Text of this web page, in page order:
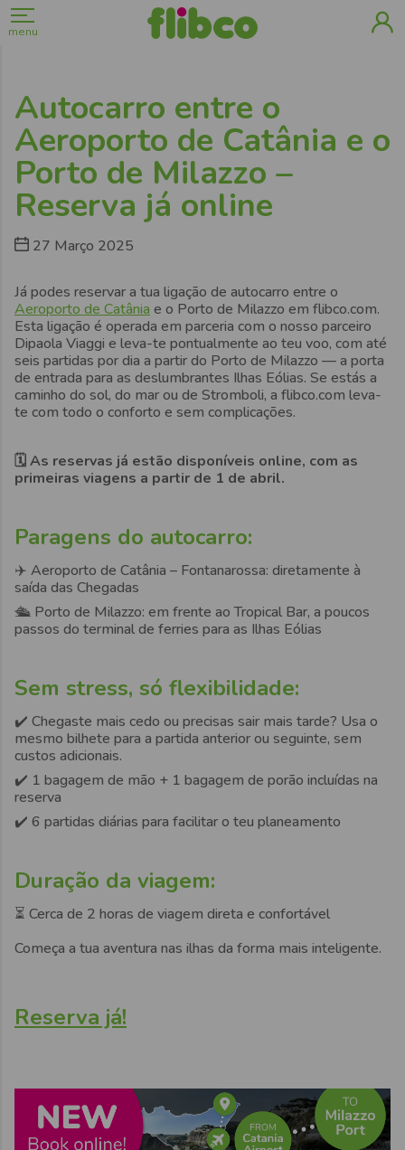
menu
Autocarro entre o
Aeroporto de Catânia e o
Porto de Milazzo –
Reserva já online
27 Março 2025
Já podes reservar a tua ligação de autocarro entre o
Aeroporto de Catânia e o Porto de Milazzo em flibco.com.
Esta ligação é operada em parceria com o nosso parceiro
Dipaola Viaggi e leva-te pontualmente ao teu voo, com até
seis partidas por dia a partir do Porto de Milazzo — a porta
de entrada para as deslumbrantes Ilhas Eólias. Se estás a
caminho do sol, do mar ou de Stromboli, a flibco.com leva-
te com todo o conforto e sem complicações.
🗓️ As reservas já estão disponíveis online, com as
primeiras viagens a partir de 1 de abril.
Paragens do autocarro:
✈️ Aeroporto de Catânia – Fontanarossa: diretamente à
saída das Chegadas
🛳️ Porto de Milazzo: em frente ao Tropical Bar, a poucos
passos do terminal de ferries para as Ilhas Eólias
Sem stress, só flexibilidade:
✔️ Chegaste mais cedo ou precisas sair mais tarde? Usa o
mesmo bilhete para a partida anterior ou seguinte, sem
custos adicionais.
✔️ 1 bagagem de mão + 1 bagagem de porão incluídas na
reserva
✔️ 6 partidas diárias para facilitar o teu planeamento
Duração da viagem:
⏳ Cerca de 2 horas de viagem direta e confortável
Começa a tua aventura nas ilhas da forma mais inteligente.
Reserva já!